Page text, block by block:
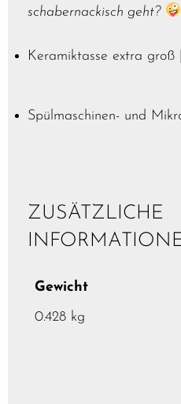
schabernackisch geht?
Keramiktasse extra groß
Spülmaschinen- und
ZUSÄTZLICHE
Gewicht
0.428 kg